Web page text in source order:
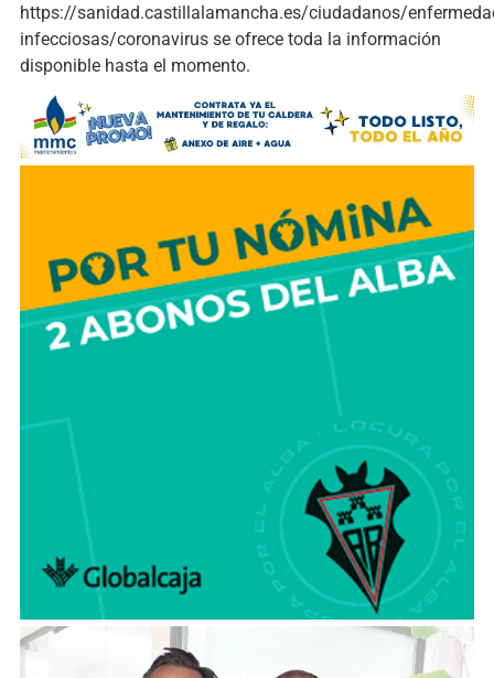
https://sanidad.castillalamancha.es/ciudadanos/
infecciosas/coronavirus se ofrece toda la información
disponible hasta el momento.